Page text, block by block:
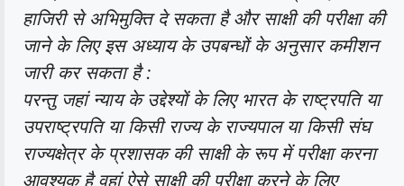
हाजिरी से अभिमुक्ति दे सकता है और साक्षी की परीक्षा की
जाने के लिए इस अध्याय के उपबन्धों के अनुसार कमीशन
जारी कर सकता है :
परन्तु जहां न्याय के उद्देश्यों के लिए भारत के राष्ट्रपति या
उपराष्ट्रपति या किसी राज्य के राज्यपाल या किसी संघ
राज्यक्षेत्र के प्रशासक की साक्षी के रूप में परीक्षा करना
आवश्यक है वहां ऐसे साक्षी की परीक्षा करने के लिए